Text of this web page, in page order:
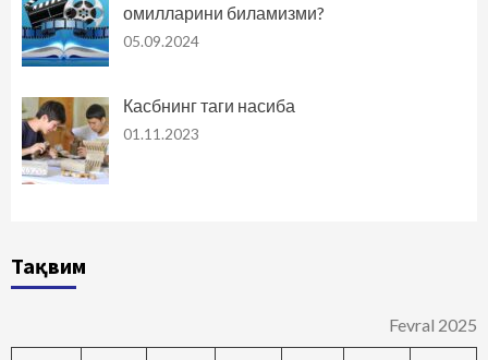
омилларини биламизми?
05.09.2024
Касбнинг таги насиба
01.11.2023
Тақвим
Fevral 2025